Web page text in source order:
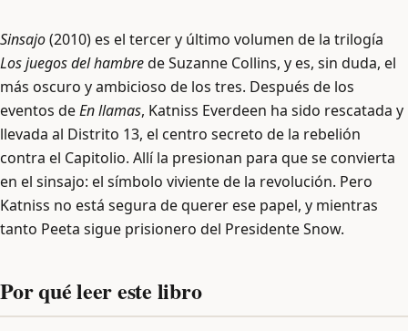
Sinsajo(2010) es el tercer y último volumen de la trilogía
Los juegos del hambrede Suzanne Collins, y es, sin duda, el
más oscuro y ambicioso de los tres. Después de los
eventos deEn llamas, Katniss Everdeen ha sido rescatada y
llevada al Distrito 13, el centro secreto de la rebelión
contra el Capitolio. Allí la presionan para que se convierta
en el sinsajo: el símbolo viviente de la revolución. Pero
Katniss no está segura de querer ese papel, y mientras
tanto Peeta sigue prisionero del Presidente Snow.
Por qué leer este libro